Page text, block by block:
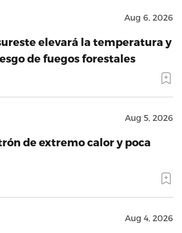
Aug 6, 2026
elevará la temperatura y
de fuegos forestales
Aug 5, 2026
de extremo calor y poca
Aug 4, 2026